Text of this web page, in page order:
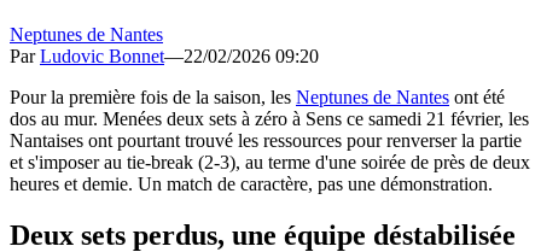
Neptunes de Nantes
ParLudovic Bonnet—22/02/2026 09:20
Pour la première fois de la saison, les Neptunes de Nantes ont été
dos au mur. Menées deux sets à zéro à Sens ce samedi 21 février, les
Nantaises ont pourtant trouvé les ressources pour renverser la partie
et s'imposer au tie-break (2-3), au terme d'une soirée de près de deux
heures et demie. Un match de caractère, pas une démonstration.
Deux sets perdus, une équipe déstabilisée